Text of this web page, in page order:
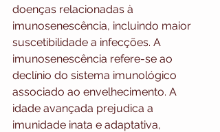
doenças relacionadas à
imunosenescência, incluindo maior
suscetibilidade a infecções. A
imunosenescência refere-se ao
declínio do sistema imunológico
associado ao envelhecimento. A
idade avançada prejudica a
imunidade inata e adaptativa,